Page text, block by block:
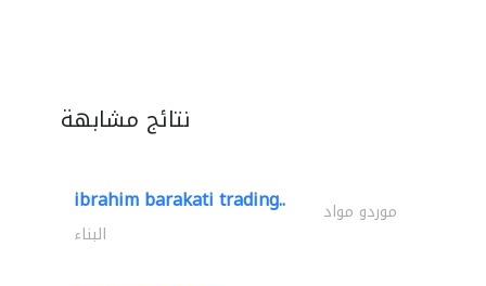
نتائج مشابهة
ibrahim barakati trading.. موردو مواد
البناء